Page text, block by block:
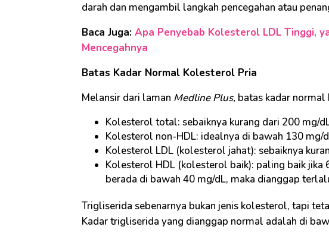
darah dan mengambil langkah pencegahan atau
Baca Juga: Apa Penyebab Kolesterol LDL Tinggi,
Mencegahnya
Batas Kadar Normal Kolesterol Pria
Melansir dari laman Medline Plus, batas kadar
Kolesterol total: sebaiknya kurang dari 200 mg/
Kolesterol non-HDL: idealnya di bawah 130 mg/
Kolesterol LDL (kolesterol jahat): sebaiknya
Kolesterol HDL (kolesterol baik): paling baik jika
berada di bawah 40 mg/dL, maka dianggap
Trigliserida sebenarnya bukan jenis kolesterol, tapi
Kadar trigliserida yang dianggap normal adalah di